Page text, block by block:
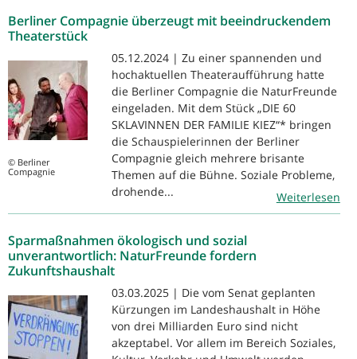
Berliner Compagnie überzeugt mit beeindruckendem
Theaterstück
© Berliner
Compagnie
05.12.2024 | Zu einer spannenden und
hochaktuellen Theateraufführung hatte
die Berliner Compagnie die NaturFreunde
eingeladen. Mit dem Stück „DIE 60
SKLAVINNEN DER FAMILIE KIEZ“* bringen
die Schauspielerinnen der Berliner
Compagnie gleich mehrere brisante
Themen auf die Bühne. Soziale Probleme,
drohende...
Weiterlesen
Sparmaßnahmen ökologisch und sozial
unverantwortlich: NaturFreunde fordern
Zukunftshaushalt
03.03.2025 | Die vom Senat geplanten
Kürzungen im Landeshaushalt in Höhe
von drei Milliarden Euro sind nicht
akzeptabel. Vor allem im Bereich Soziales,